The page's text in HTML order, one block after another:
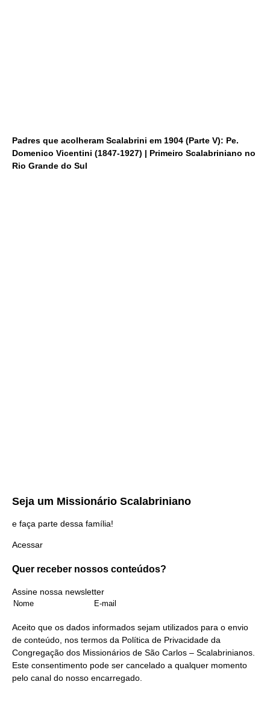
Padres que acolheram Scalabrini em 1904 (Parte V): Pe.
Domenico Vicentini (1847-1927) | Primeiro Scalabriniano no
Rio Grande do Sul
Seja um Missionário Scalabriniano
e faça parte dessa família!
Acessar
Quer receber nossos conteúdos?
Assine nossa newsletter
Aceito que os dados informados sejam utilizados para o envio
de conteúdo, nos termos da Política de Privacidade da
Congregação dos Missionários de São Carlos – Scalabrinianos.
Este consentimento pode ser cancelado a qualquer momento
pelo canal do nosso encarregado